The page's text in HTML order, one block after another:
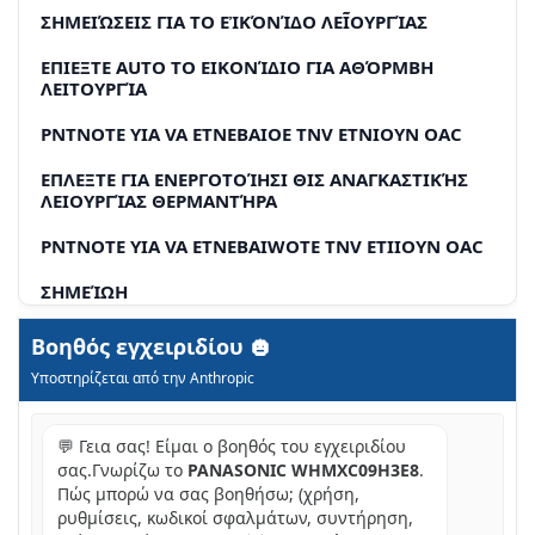
ΣΗΜΕΙΏΣΕΙΣ ΓΙΑ ΤΟ ΕἸΚΌΝΊΔΟ ΛΕΙ͂ΟΥΡΓΊΑΣ
EΠIΕΞTE AUTO TO ΕΙΚΟΝΊΔIO ΓΙΑ ΑΘΌΡΜΒΗ
ΛΕΙΤΟΥΡΓΊΑ
PNTNOTE YIA VA ETNEBAIOE TNV ETNIOYN OAC
EΠΛΕΞΤΕ ΓΙΑ ΕΝΕΡΓΟΤΟΊΗΣΙ ΘΙΣ ΑΝΑΓΚΑΣΤΙΚΉΣ
ΛΕΙΟΥΡΓΊΑΣ ΘΕΡΜΑΝΤΉΡΑ
PNTNOTE YIA VA ETNEBAIWOTE TNV ETIIOYN OAC
ΣΗΜΕΊΩΗ
EΠΛΕΞΤΕ "YES
EΠIΕTE ΓΙΑ ΑΠÓΜUŊΤΩΝ ΠΑΓΩΜΈΝΩΝ ΣΩΛΉΝΩΝ
ΡΥΘΜΊΣΕΩΝ ὌΤΑΝ ḌΕΙ ΣΎΜΒΕΙ ΣΦΆΛΜΑ
EΠIΕΞΤE ΓIA KΛΕΊΔΩΜΑ TOU ΝΛΕΧΕΡΙΣΗΡΊΟΥ
Βοηθός εγχειριδίου
Υποστηρίζεται από την Anthropic
💬 Γεια σας! Είμαι ο βοηθός του εγχειριδίου
σας.Γνωρίζω το PANASONIC WHMXC09H3E8.
Πώς μπορώ να σας βοηθήσω; (χρήση,
ρυθμίσεις, κωδικοί σφαλμάτων, συντήρηση,